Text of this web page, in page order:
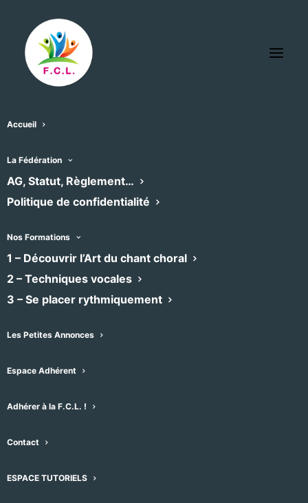
Accueil
La Fédération
AG, Statut, Règlement…
Politique de confidentialité
Nos Formations
1 – Découvrir l’Art du chant choral
2 – Techniques vocales
3 – Se placer rythmiquement
Les Petites Annonces
Espace Adhérent
Adhérer à la F.C.L. !
Contact
ESPACE TUTORIELS